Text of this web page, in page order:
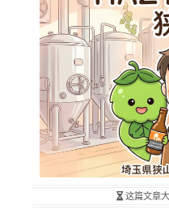
这篇文章